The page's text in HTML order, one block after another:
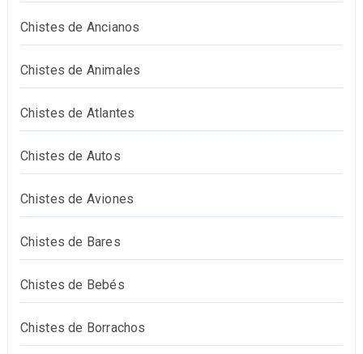
Chistes de Ancianos
Chistes de Animales
Chistes de Atlantes
Chistes de Autos
Chistes de Aviones
Chistes de Bares
Chistes de Bebés
Chistes de Borrachos